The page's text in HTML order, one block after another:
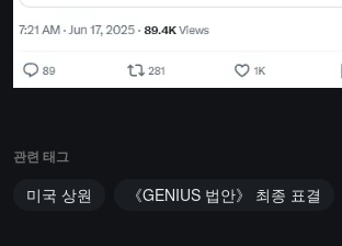
관련 태그
미국 상원 《GENIUS 법안》 최종 표결